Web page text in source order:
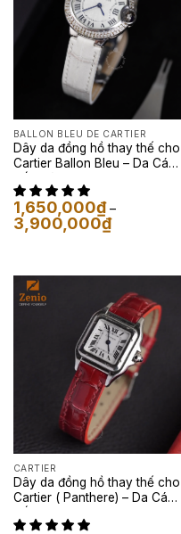
BALLON BLEU DE CARTIER
Dây da đồng hồ thay thế cho
Cartier Ballon Bleu – Da Cá
1,650,000₫ –
3,900,000₫Khoảng
giá:
3,900,000₫
CARTIER
Dây da đồng hồ thay thế cho
Cartier ( Panthere) – Da Cá